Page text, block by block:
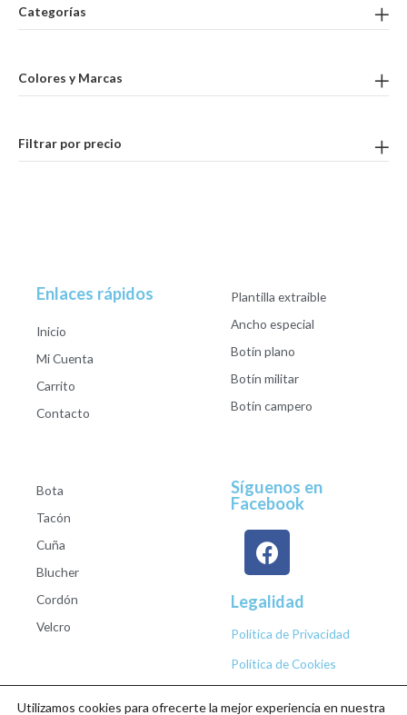
Categorías
Colores y Marcas
Filtrar por precio
Enlaces rápidos
Inicio
Mi Cuenta
Carrito
Contacto
Plantilla extraible
Ancho especial
Botín plano
Botín militar
Botín campero
Bota
Tacón
Cuña
Blucher
Cordón
Velcro
Síguenos en
Facebook
Legalidad
Política de Privacidad
Política de Cookies
Utilizamos cookies para ofrecerte la mejor experiencia en nuestra